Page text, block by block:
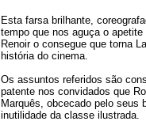
Esta farsa brilhante,
tempo que nos aguça o
Renoir o consegue que torna
história do cinema.
Os assuntos referidos são
patente nos convidados que
Marquês, obcecado pelo seus
inutilidade da classe ilustrada.